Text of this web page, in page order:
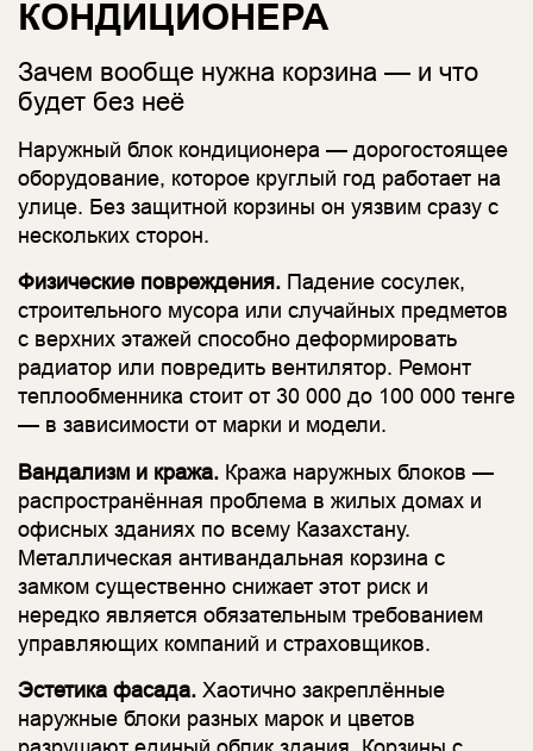
КОНДИЦИОНЕРА
Зачем вообще нужна корзина — и что
будет без неё
Наружный блок кондиционера — дорогостоящее
оборудование, которое круглый год работает на
улице. Без защитной корзины он уязвим сразу с
нескольких сторон.
Физические повреждения. Падение сосулек,
строительного мусора или случайных предметов
с верхних этажей способно деформировать
радиатор или повредить вентилятор. Ремонт
теплообменника стоит от 30 000 до 100 000 тенге
— в зависимости от марки и модели.
Вандализм и кража. Кража наружных блоков —
распространённая проблема в жилых домах и
офисных зданиях по всему Казахстану.
Металлическая антивандальная корзина с
замком существенно снижает этот риск и
нередко является обязательным требованием
управляющих компаний и страховщиков.
Эстетика фасада. Хаотично закреплённые
наружные блоки разных марок и цветов